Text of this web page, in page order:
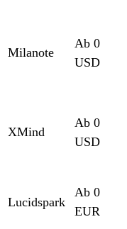
Milanote
Ab 0
USD
XMind
Ab 0
USD
Lucidspark
Ab 0
EUR